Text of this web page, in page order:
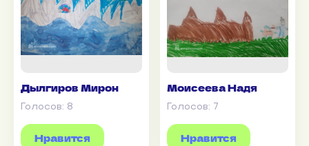
Дылгиров Мирон
Голосов: 8
Нравится
Моисеева Надя
Голосов: 7
Нравится